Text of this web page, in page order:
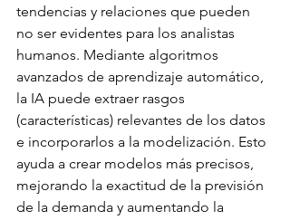
tendencias y relaciones que pueden
no ser evidentes para los analistas
humanos. Mediante algoritmos
avanzados de aprendizaje automático,
la IA puede extraer rasgos
(características) relevantes de los datos
e incorporarlos a la modelización. Esto
ayuda a crear modelos más precisos,
mejorando la exactitud de la previsión
de la demanda y aumentando la